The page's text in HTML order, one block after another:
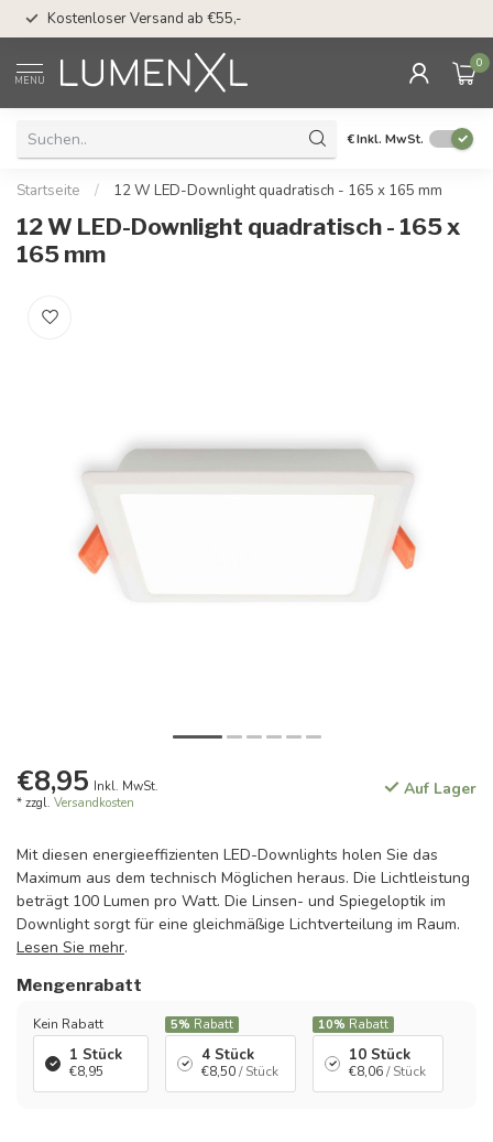
Kostenloser Versand ab €55,-
MENU
0
€Inkl. MwSt.
Startseite / 12 W LED-Downlight quadratisch - 165 x 165 mm
12 W LED-Downlight quadratisch - 165 x
165 mm
€8,95 Inkl. MwSt.
* zzgl. Versandkosten
Auf Lager
Mit diesen energieeffizienten LED-Downlights holen Sie das
Maximum aus dem technisch Möglichen heraus. Die Lichtleistung
beträgt 100 Lumen pro Watt. Die Linsen- und Spiegeloptik im
Downlight sorgt für eine gleichmäßige Lichtverteilung im Raum.
Lesen Sie mehr.
Mengenrabatt
Kein Rabatt
1 Stück
€8,95
5% Rabatt
4 Stück
€8,50/ Stück
10% Rabatt
10 Stück
€8,06/ Stück